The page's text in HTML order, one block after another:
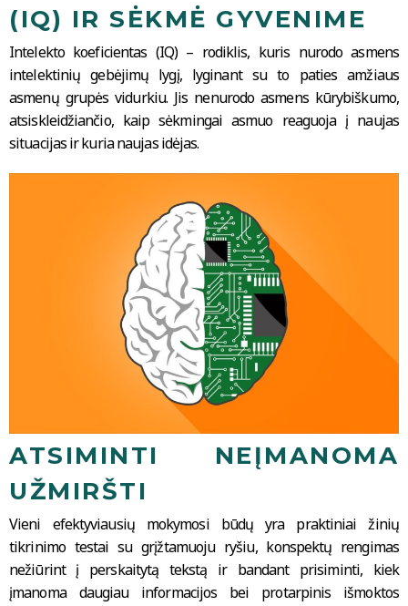
(IQ) IR SĖKMĖ GYVENIME
Intelekto koeficientas (IQ) – rodiklis, kuris nurodo asmens
intelektinių gebėjimų lygį, lyginant su to paties amžiaus
asmenų grupės vidurkiu. Jis nenurodo asmens kūrybiškumo,
atsiskleidžiančio, kaip sėkmingai asmuo reaguoja į naujas
situacijas ir kuria naujas idėjas.
ATSIMINTI NEĮMANOMA
UŽMIRŠTI
Vieni efektyviausių mokymosi būdų yra praktiniai žinių
tikrinimo testai su grįžtamuoju ryšiu, konspektų rengimas
nežiūrint į perskaitytą tekstą ir bandant prisiminti, kiek
įmanoma daugiau informacijos bei protarpinis išmoktos